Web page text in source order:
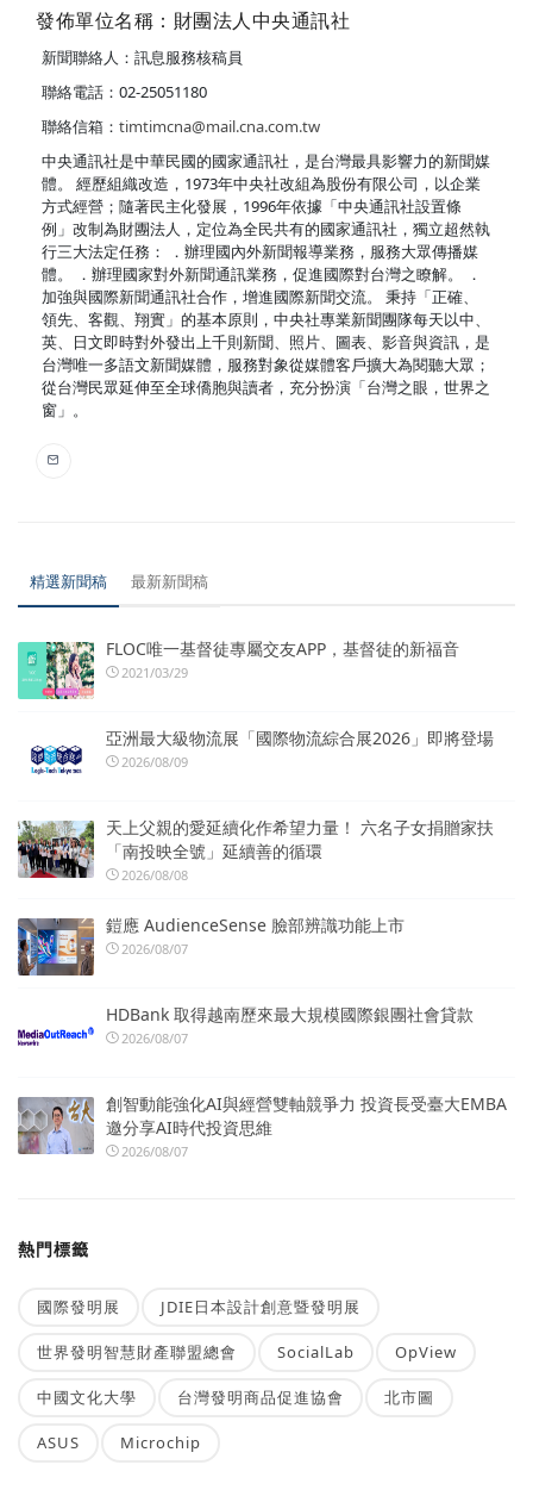
發佈單位名稱：財團法人中央通訊社
新聞聯絡人：訊息服務核稿員
聯絡電話：02-25051180
聯絡信箱： timtimcna@mail.cna.com.tw
中央通訊社是中華民國的國家通訊社，是台灣最具影響力的新聞媒
體。 經歷組織改造，1973年中央社改組為股份有限公司，以企業
方式經營；隨著民主化發展，1996年依據「中央通訊社設置條
例」改制為財團法人，定位為全民共有的國家通訊社，獨立超然執
行三大法定任務： ．辦理國內外新聞報導業務，服務大眾傳播媒
體。 ．辦理國家對外新聞通訊業務，促進國際對台灣之瞭解。 ．
加強與國際新聞通訊社合作，增進國際新聞交流。 秉持「正確、
領先、客觀、翔實」的基本原則，中央社專業新聞團隊每天以中、
英、日文即時對外發出上千則新聞、照片、圖表、影音與資訊，是
台灣唯一多語文新聞媒體，服務對象從媒體客戶擴大為閱聽大眾；
從台灣民眾延伸至全球僑胞與讀者，充分扮演「台灣之眼，世界之
窗」。
精選新聞稿 最新新聞稿
FLOC唯一基督徒專屬交友APP，基督徒的新福音
2021/03/29
亞洲最大級物流展「國際物流綜合展2026」即將登場
2026/08/09
天上父親的愛延續化作希望力量！ 六名子女捐贈家扶
「南投映全號」延續善的循環
2026/08/08
鎧應 AudienceSense 臉部辨識功能上市
2026/08/07
HDBank 取得越南歷來最大規模國際銀團社會貸款
2026/08/07
創智動能強化AI與經營雙軸競爭力 投資長受臺大EMBA
邀分享AI時代投資思維
2026/08/07
熱門標籤
國際發明展 JDIE日本設計創意暨發明展
世界發明智慧財產聯盟總會 SocialLab OpView
中國文化大學 台灣發明商品促進協會 北市圖
ASUS Microchip